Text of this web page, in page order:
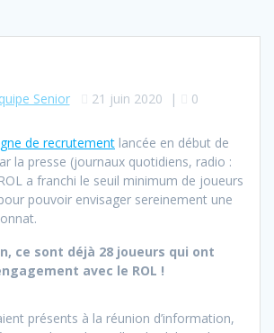
Senior 21 juin 2020 | 0
de recrutement lancée en début de
la presse (journaux quotidiens, radio :
a franchi le seuil minimum de joueurs
pouvoir envisager sereinement une
ce sont déjà 28 joueurs qui ont
avec le ROL !
présents à la réunion d’information,